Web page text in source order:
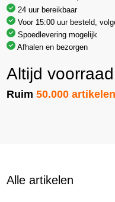
24 uur bereikbaar
Voor 15:00 uur besteld,
Spoedlevering mogelijk
Afhalen en bezorgen
Altijd
Ruim50.000 artikelen
Alle artikelen